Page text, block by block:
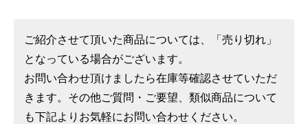
ご紹介させて頂いた商品については、「売り切れ」
となっている場合がございます。
お問い合わせ頂けましたら在庫等確認させていただ
きます。その他ご質問・ご要望、類似商品について
も下記よりお気軽にお問い合わせください。